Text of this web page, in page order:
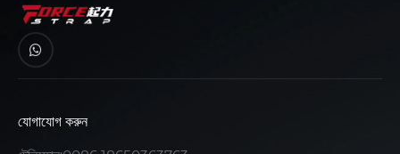
যোগাযোগ করুন